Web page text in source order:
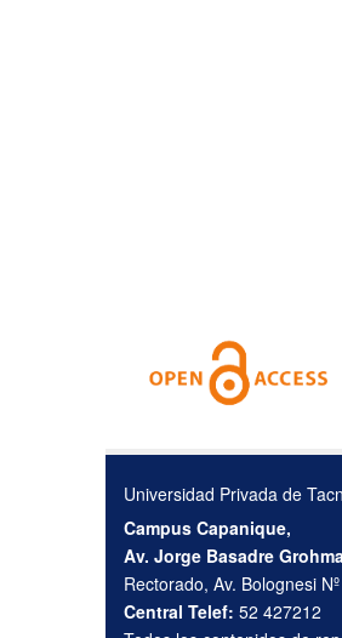
Universidad Privada de
Campus Capanique,
Av. Jorge Basadre
Rectorado, Av. Bolognesi
Central Telef: 52 427212